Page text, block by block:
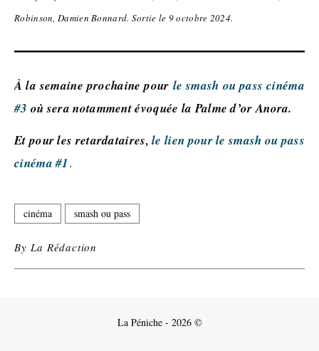
Robinson, Damien Bonnard. Sortie le 9 octobre 2024.
À la semaine prochaine pour le smash ou pass cinéma
#3 où sera notamment évoquée la Palme d’or Anora.
Et pour les retardataires,le lien pour le smash ou pass
cinéma #1.
cinéma smash ou pass
ByLa Rédaction
La Péniche - 2026 ©